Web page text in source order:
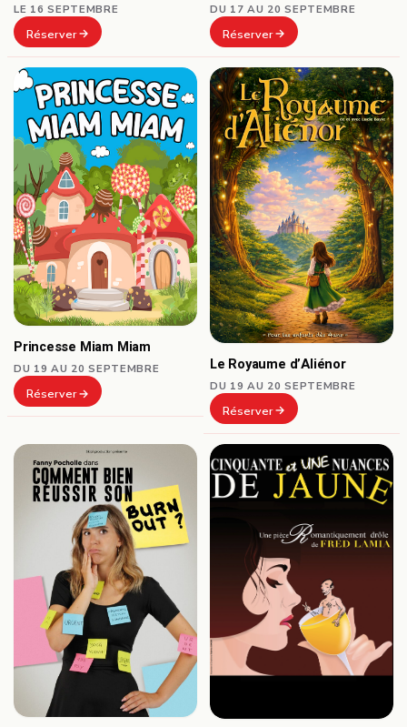
LE 16 SEPTEMBRE
Réserver
DU 17 AU 20 SEPTEMBRE
Réserver
Princesse Miam Miam
DU 19 AU 20 SEPTEMBRE
Réserver
Le Royaume d’Aliénor
DU 19 AU 20 SEPTEMBRE
Réserver